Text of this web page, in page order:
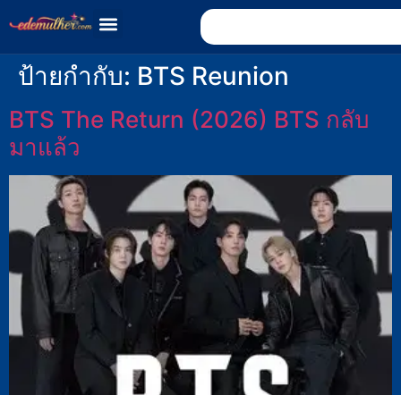
ป้ายกำกับ: BTS Reunion
BTS The Return (2026) BTS กลับ
มาแล้ว